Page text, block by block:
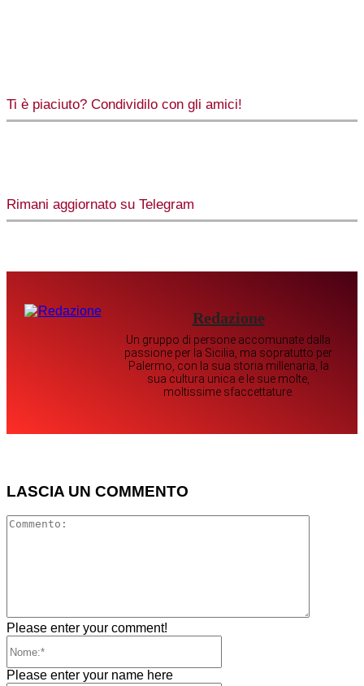
Ti è piaciuto? Condividilo con gli amici!
Rimani aggiornato su Telegram
Redazione
Un gruppo di persone accomunate dalla
passione per la Sicilia, ma sopratutto per
Palermo, con la sua storia millenaria, la
sua cultura unica e le sue molte,
moltissime sfaccettature.
LASCIA UN COMMENTO
Please enter your comment!
Please enter your name here